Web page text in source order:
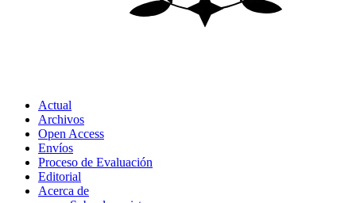
Actual
Archivos
Open Access
Envíos
Proceso de Evaluación
Editorial
Acerca de